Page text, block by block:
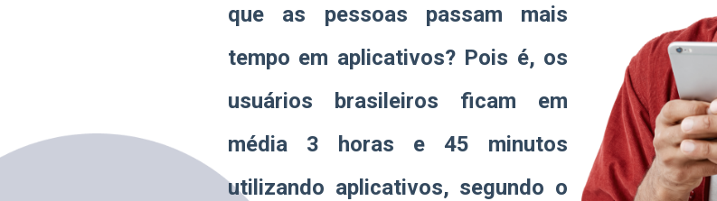
que as pessoas passam mais
tempo em aplicativos? Pois é, os
usuários brasileiros ficam em
média 3 horas e 45 minutos
utilizando aplicativos, segundo o